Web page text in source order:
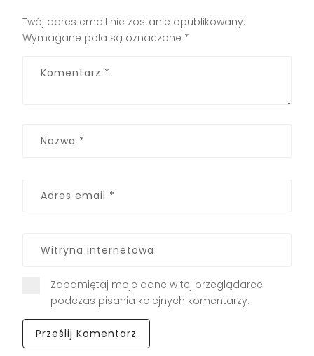
Twój adres email nie zostanie opublikowany.
Wymagane pola są oznaczone *
Zapamiętaj moje dane w tej przeglądarce
podczas pisania kolejnych komentarzy.